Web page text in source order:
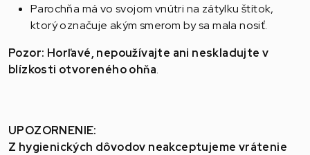
Parochňa má vo svojom vnútri na zátylku štítok,
ktorý označuje akým smerom by sa mala nosiť.
Pozor: Horľavé, nepoužívajte ani neskladujte v
blízkosti otvoreného ohňa.
UPOZORNENIE:
Z hygienických dôvodov neakceptujeme vrátenie